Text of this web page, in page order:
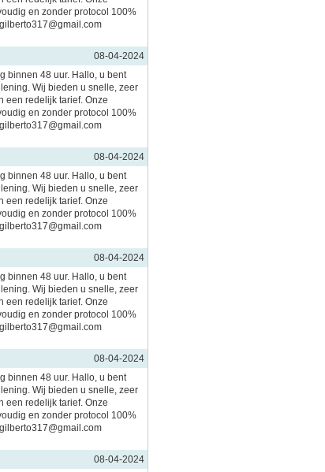
en zonder protocol 100%
08-04-2024
binnen 48 uur. Hallo, u bent
Wij bieden u snelle, zeer
een redelijk tarief. Onze
en zonder protocol 100%
08-04-2024
binnen 48 uur. Hallo, u bent
Wij bieden u snelle, zeer
een redelijk tarief. Onze
en zonder protocol 100%
08-04-2024
binnen 48 uur. Hallo, u bent
Wij bieden u snelle, zeer
een redelijk tarief. Onze
en zonder protocol 100%
08-04-2024
binnen 48 uur. Hallo, u bent
Wij bieden u snelle, zeer
een redelijk tarief. Onze
en zonder protocol 100%
08-04-2024